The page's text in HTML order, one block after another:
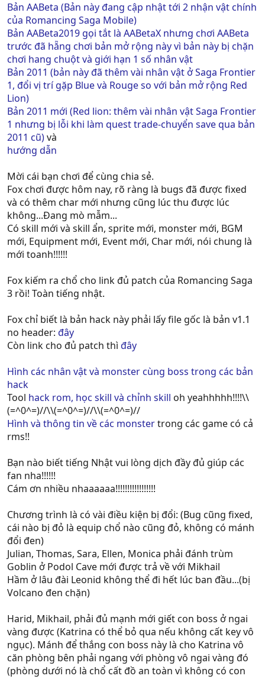
Bản AABeta (Bản này đang cập nhật tới 2 nhận vật chính
của Romancing Saga Mobile)
Bản AABeta2019 gọi tắt là AABetaX nhưng chơi AABeta
trước đã hẵng chơi bản mở rộng này vì bản này bị chặn
chơi hang chuột và giới hạn 1 số nhân vật
Bản 2011 (bản này đã thêm vài nhân vật ở Saga Frontier
1, đổi vị trí gặp Blue và Rouge so với bản mở rộng Red
Lion)
Bản 2011 mới (Red lion: thêm vài nhân vật Saga Frontier
1 nhưng bị lỗi khi làm quest trade-chuyển save qua bản
2011 cũ)và
hướng dẫn
Mời cái bạn chơi để cùng chia sẻ.
Fox chơi được hôm nay, rõ ràng là bugs đã được fixed
và có thêm char mới nhưng cũng lúc thu được lúc
không...Đang mò mẫm...
Có skill mới và skill ẩn, sprite mới, monster mới, BGM
mới, Equipment mới, Event mới, Char mới, nói chung là
mới toanh!!!!!!
Fox kiếm ra chổ cho link đủ patch của Romancing Saga
3 rồi! Toàn tiếng nhật.
Fox chỉ biết là bản hack này phải lấy file gốc là bản v1.1
no header: đây
Còn link cho đủ patch thì đây
Hình các nhân vật và monster cùng boss trong các bản
hack
Tool hack rom, học skill và chỉnh skill oh yeahhhhh!!!!\\
(=^0^=)//\\(=^0^=)//\\(=^0^=)//
Hình và thông tin về các monstertrong các game có cả
rms!!
Bạn nào biết tiếng Nhật vui lòng dịch đầy đủ giúp các
fan nha!!!!!!
Cám ơn nhiều nhaaaaaa!!!!!!!!!!!!!!!!!
Chương trình là có vài điều kiện bị đổi: (Bug cũng fixed,
cái nào bị đỏ là equip chổ nào cũng đỏ, không có mánh
đổi đen)
Julian, Thomas, Sara, Ellen, Monica phải đánh trùm
Goblin ở Podol Cave mới được trả về với Mikhail
Hầm ở lâu đài Leonid không thể đi hết lúc ban đầu...(bị
Volcano đen chặn)
Harid, Mikhail, phải đủ mạnh mới giết con boss ở ngai
vàng được (Katrina có thể bỏ qua nếu không cất key vô
ngục). Mánh để thắng con boss này là cho Katrina vô
căn phòng bên phải ngang với phòng vô ngai vàng đó
(phòng dưới nó là chổ cất đồ an toàn vì không có con